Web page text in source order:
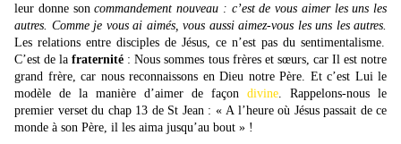
leur donne soncommandement nouveau : c’est de vous aimer les uns les
autres. Comme je vous ai aimés, vous aussi aimez-vous les uns les autres.
Les relations entre disciples de Jésus, ce n’est pas du sentimentalisme.
C’est de lafraternité : Nous sommes tous frères et sœurs, car Il est notre
grand frère, car nous reconnaissons en Dieu notre Père. Et c’est Lui le
modèle de la manière d’aimer de façon divine. Rappelons-nous le
premier verset du chap 13 de St Jean : « A l’heure où Jésus passait de ce
monde à son Père, il les aima jusqu’au bout » !